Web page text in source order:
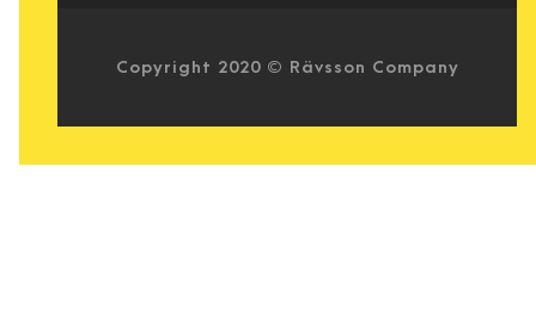
Copyright 2020 © Rävsson Company